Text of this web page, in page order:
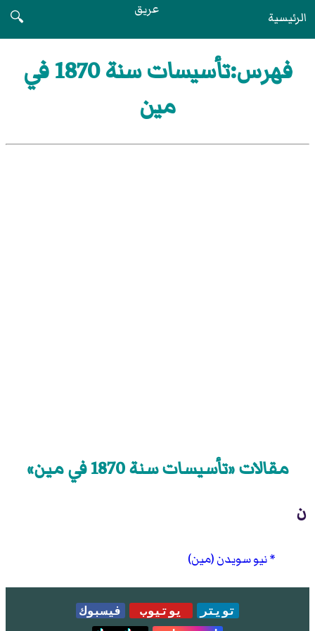
الرئيسية عريق
🔍
فهرس:تأسيسات سنة 1870 في
مين
مقالات «تأسيسات سنة 1870 في مين»
ن
نيو سويدن (مين)
تويتر يوتيوب
فيسبوك